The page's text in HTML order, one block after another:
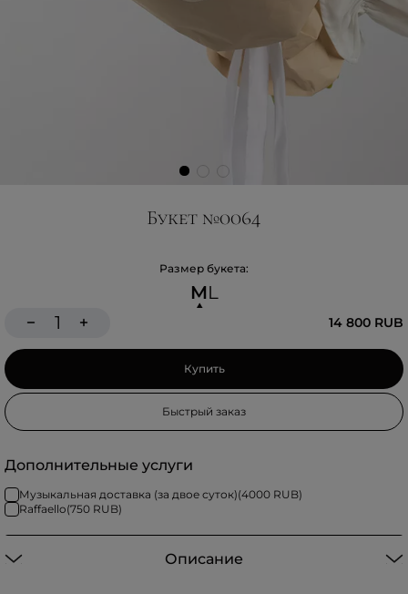
Букет №0064
14 800 RUB
Размер букета:
ML
Купить
Быстрый заказ
Дополнительные услуги
Музыкальная доставка (за двое суток)(4000 RUB)
Raffaello(750 RUB)
Описание